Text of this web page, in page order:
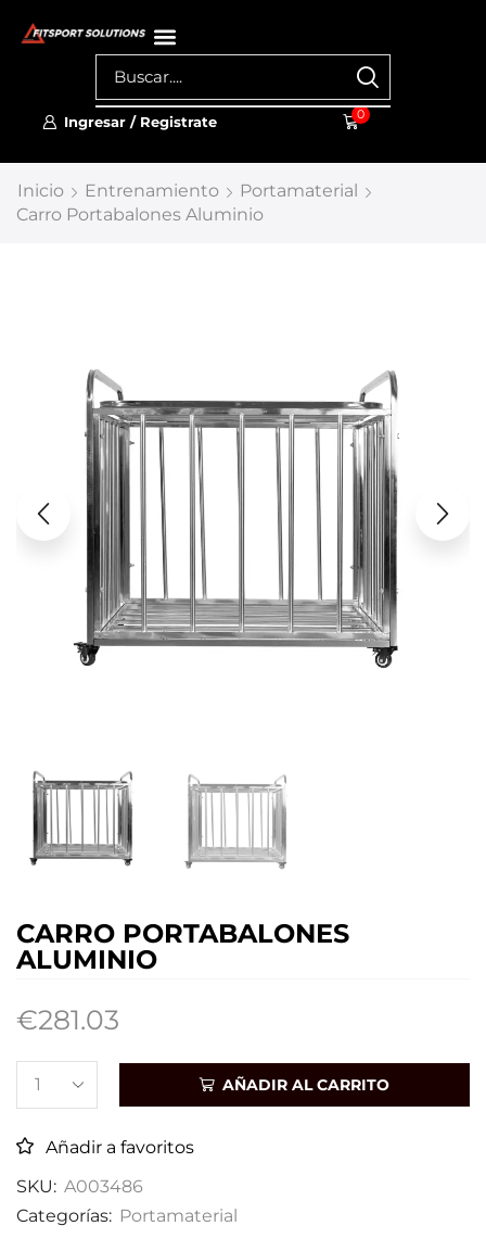
Ingresar / Registrate 0
Inicio Entrenamiento
Portamaterial
Carro Portabalones Aluminio
CARRO PORTABALONES
ALUMINIO
€281.03
AÑADIR AL CARRITO
Añadir a favoritos
SKU: A003486
Categorías: Portamaterial